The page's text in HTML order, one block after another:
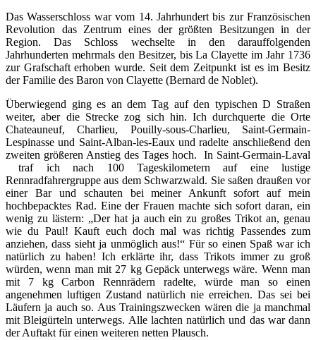
Das Wasserschloss war vom 14. Jahrhundert bis zur Französischen
Revolution das Zentrum eines der größten Besitzungen in der
Region. Das Schloss wechselte in den darauffolgenden
Jahrhunderten mehrmals den Besitzer, bis La Clayette im Jahr 1736
zur Grafschaft erhoben wurde. Seit dem Zeitpunkt ist es im Besitz
der Familie des Baron von Clayette (Bernard de Noblet).
Überwiegend ging es an dem Tag auf den typischen D Straßen
weiter, aber die Strecke zog sich hin. Ich durchquerte die Orte
Chateauneuf, Charlieu, Pouilly-sous-Charlieu, Saint-Germain-
Lespinasse und Saint-Alban-les-Eaux und radelte anschließend den
zweiten größeren Anstieg des Tages hoch. In Saint-Germain-Laval
traf ich nach 100 Tageskilometern auf eine lustige
Rennradfahrergruppe aus dem Schwarzwald. Sie saßen draußen vor
einer Bar und schauten bei meiner Ankunft sofort auf mein
hochbepacktes Rad. Eine der Frauen machte sich sofort daran, ein
wenig zu lästern: „Der hat ja auch ein zu großes Trikot an, genau
wie du Paul! Kauft euch doch mal was richtig Passendes zum
anziehen, dass sieht ja unmöglich aus!“ Für so einen Spaß war ich
natürlich zu haben! Ich erklärte ihr, dass Trikots immer zu groß
würden, wenn man mit 27 kg Gepäck unterwegs wäre. Wenn man
mit 7 kg Carbon Rennrädern radelte, würde man so einen
angenehmen luftigen Zustand natürlich nie erreichen. Das sei bei
Läufern ja auch so. Aus Trainingszwecken wären die ja manchmal
mit Bleigürteln unterwegs. Alle lachten natürlich und das war dann
der Auftakt für einen weiteren netten Plausch.